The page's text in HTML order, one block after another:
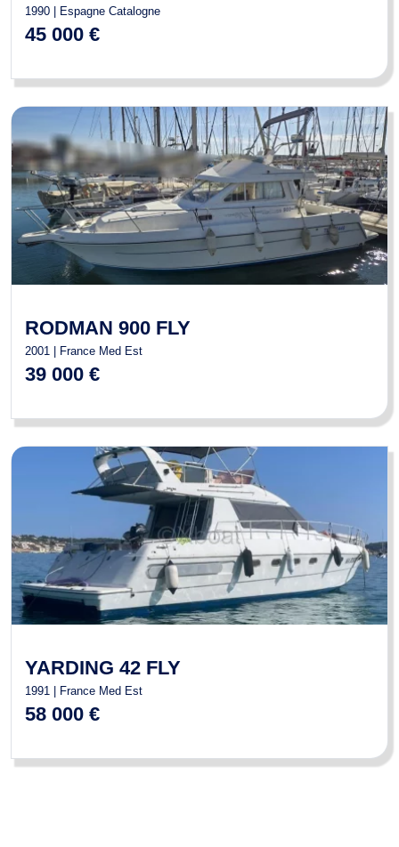
1990 | Espagne Catalogne
45 000 €
RODMAN 900 FLY
2001 | France Med Est
39 000 €
YARDING 42 FLY
1991 | France Med Est
58 000 €